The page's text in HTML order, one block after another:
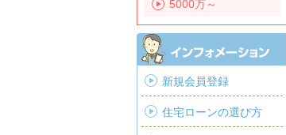
5000万～
新規会員登録
住宅ローンの選び方